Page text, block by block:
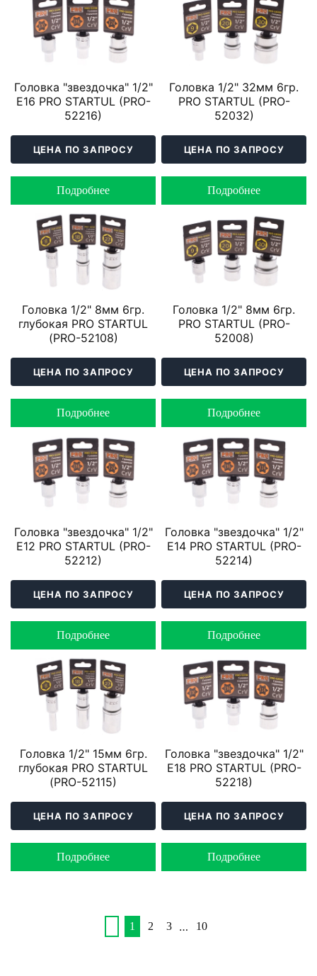
Головка "звездочка" 1/2"
Е16 PRO STARTUL (PRO-
52216)
ЦЕНА ПО ЗАПРОСУ
Подробнее
Головка 1/2" 32мм 6гр.
PRO STARTUL (PRO-
52032)
ЦЕНА ПО ЗАПРОСУ
Подробнее
Головка 1/2" 8мм 6гр.
глубокая PRO STARTUL
(PRO-52108)
ЦЕНА ПО ЗАПРОСУ
Подробнее
Головка 1/2" 8мм 6гр.
PRO STARTUL (PRO-
52008)
ЦЕНА ПО ЗАПРОСУ
Подробнее
Головка "звездочка" 1/2"
Е12 PRO STARTUL (PRO-
52212)
ЦЕНА ПО ЗАПРОСУ
Подробнее
Головка "звездочка" 1/2"
Е14 PRO STARTUL (PRO-
52214)
ЦЕНА ПО ЗАПРОСУ
Подробнее
Головка 1/2" 15мм 6гр.
глубокая PRO STARTUL
(PRO-52115)
ЦЕНА ПО ЗАПРОСУ
Подробнее
Головка "звездочка" 1/2"
Е18 PRO STARTUL (PRO-
52218)
ЦЕНА ПО ЗАПРОСУ
Подробнее
1 2 3 … 10